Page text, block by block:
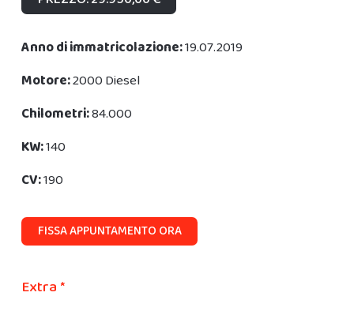
Anno di immatricolazione:19.07.2019
Motore:2000 Diesel
Chilometri:84.000
KW:140
CV:190
FISSA APPUNTAMENTO ORA
Extra *